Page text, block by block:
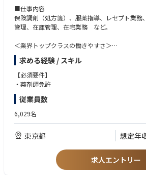
■仕事内容
保険調剤（処方箋）、服薬指導、レセプト業務
管理、在庫管理、在宅業務 など。
＜業界トップクラスの働きやすさ＞
業界最多クラスの年間休日126日＋有給休暇、
減や希望休など、どなたにとっても働きやすい環
充実した手当や福利厚生、育児支援制度、安定
ため、長く働いていただけます
も45％と高い水準です
全国に800店舗以上展開。転居の際も店舗を異
生活スタートが可能です
＜薬剤師として成長、活躍できる環境＞
中途入社者への導入・フォロー研修が充実して
スタートしていただけます
求める経験 / スキル
【必須要件】
・薬剤師免許
従業員数
6,029名
東京都 想定年
求人エントリー